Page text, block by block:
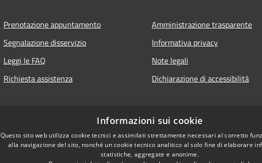
Prenotazione appuntamento
Segnalazione disservizio
Leggi le FAQ
Richiesta assistenza
Amministrazione trasparente
Informativa privacy
Note legali
Dichiarazione di accessibilità
Informazioni sui cookie
Questo sito web utilizza cookie tecnici e assimilati strettamente necessari al corretto
alla navigazione del sito, nonché un cookie tecnico analitico al solo fine di elaborare
statistiche, aggregate e anonime.